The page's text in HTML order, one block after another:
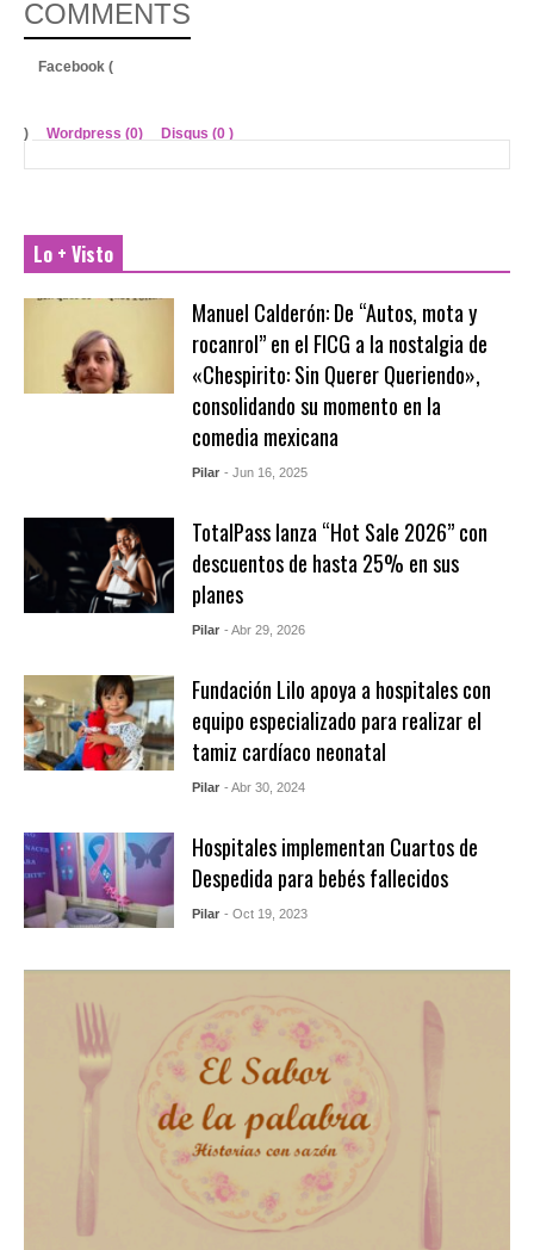
COMMENTS
Facebook (
) Wordpress (0) Disqus (0 )
Lo + Visto
Manuel Calderón: De “Autos, mota y
rocanrol” en el FICG a la nostalgia de
«Chespirito: Sin Querer Queriendo»,
consolidando su momento en la
comedia mexicana
Pilar - Jun 16, 2025
TotalPass lanza “Hot Sale 2026” con
descuentos de hasta 25% en sus
planes
Pilar - Abr 29, 2026
Fundación Lilo apoya a hospitales con
equipo especializado para realizar el
tamiz cardíaco neonatal
Pilar - Abr 30, 2024
Hospitales implementan Cuartos de
Despedida para bebés fallecidos
Pilar - Oct 19, 2023